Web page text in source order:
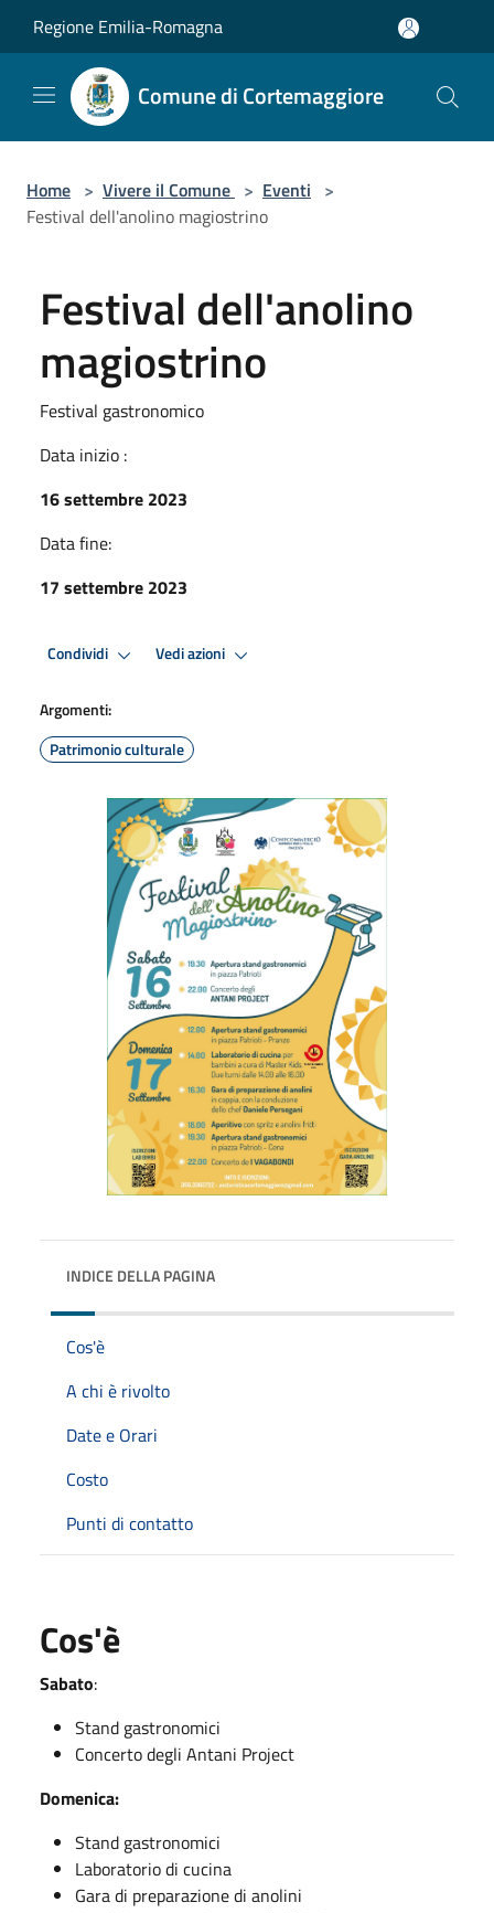
Regione Emilia-Romagna
Comune di Cortemaggiore
Home > Vivere il Comune > Eventi >
Festival dell'anolino magiostrino
Festival dell'anolino
magiostrino
Festival gastronomico
Data inizio :
16 settembre 2023
Data fine:
17 settembre 2023
Condividi Vedi azioni
Argomenti:
Patrimonio culturale
INDICE DELLA PAGINA
Cos'è
A chi è rivolto
Date e Orari
Costo
Punti di contatto
Cos'è
Sabato:
Stand gastronomici
Concerto degli Antani Project
Domenica:
Stand gastronomici
Laboratorio di cucina
Gara di preparazione di anolini